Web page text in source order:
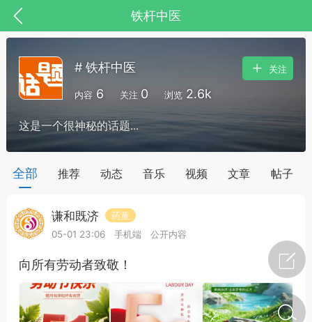
铁杆中医
，华夏中医人：家门口的中医人！
节气气象
# 铁杆中医
内容 6 关注 0 浏览 2.6k
关注
这是一个很神秘的话题...
全部 推荐 动态 音乐 视频 文章 帖子
谦和既济
药童
05-01 23:06
手机端 公开内容
向所有劳动者致敬！